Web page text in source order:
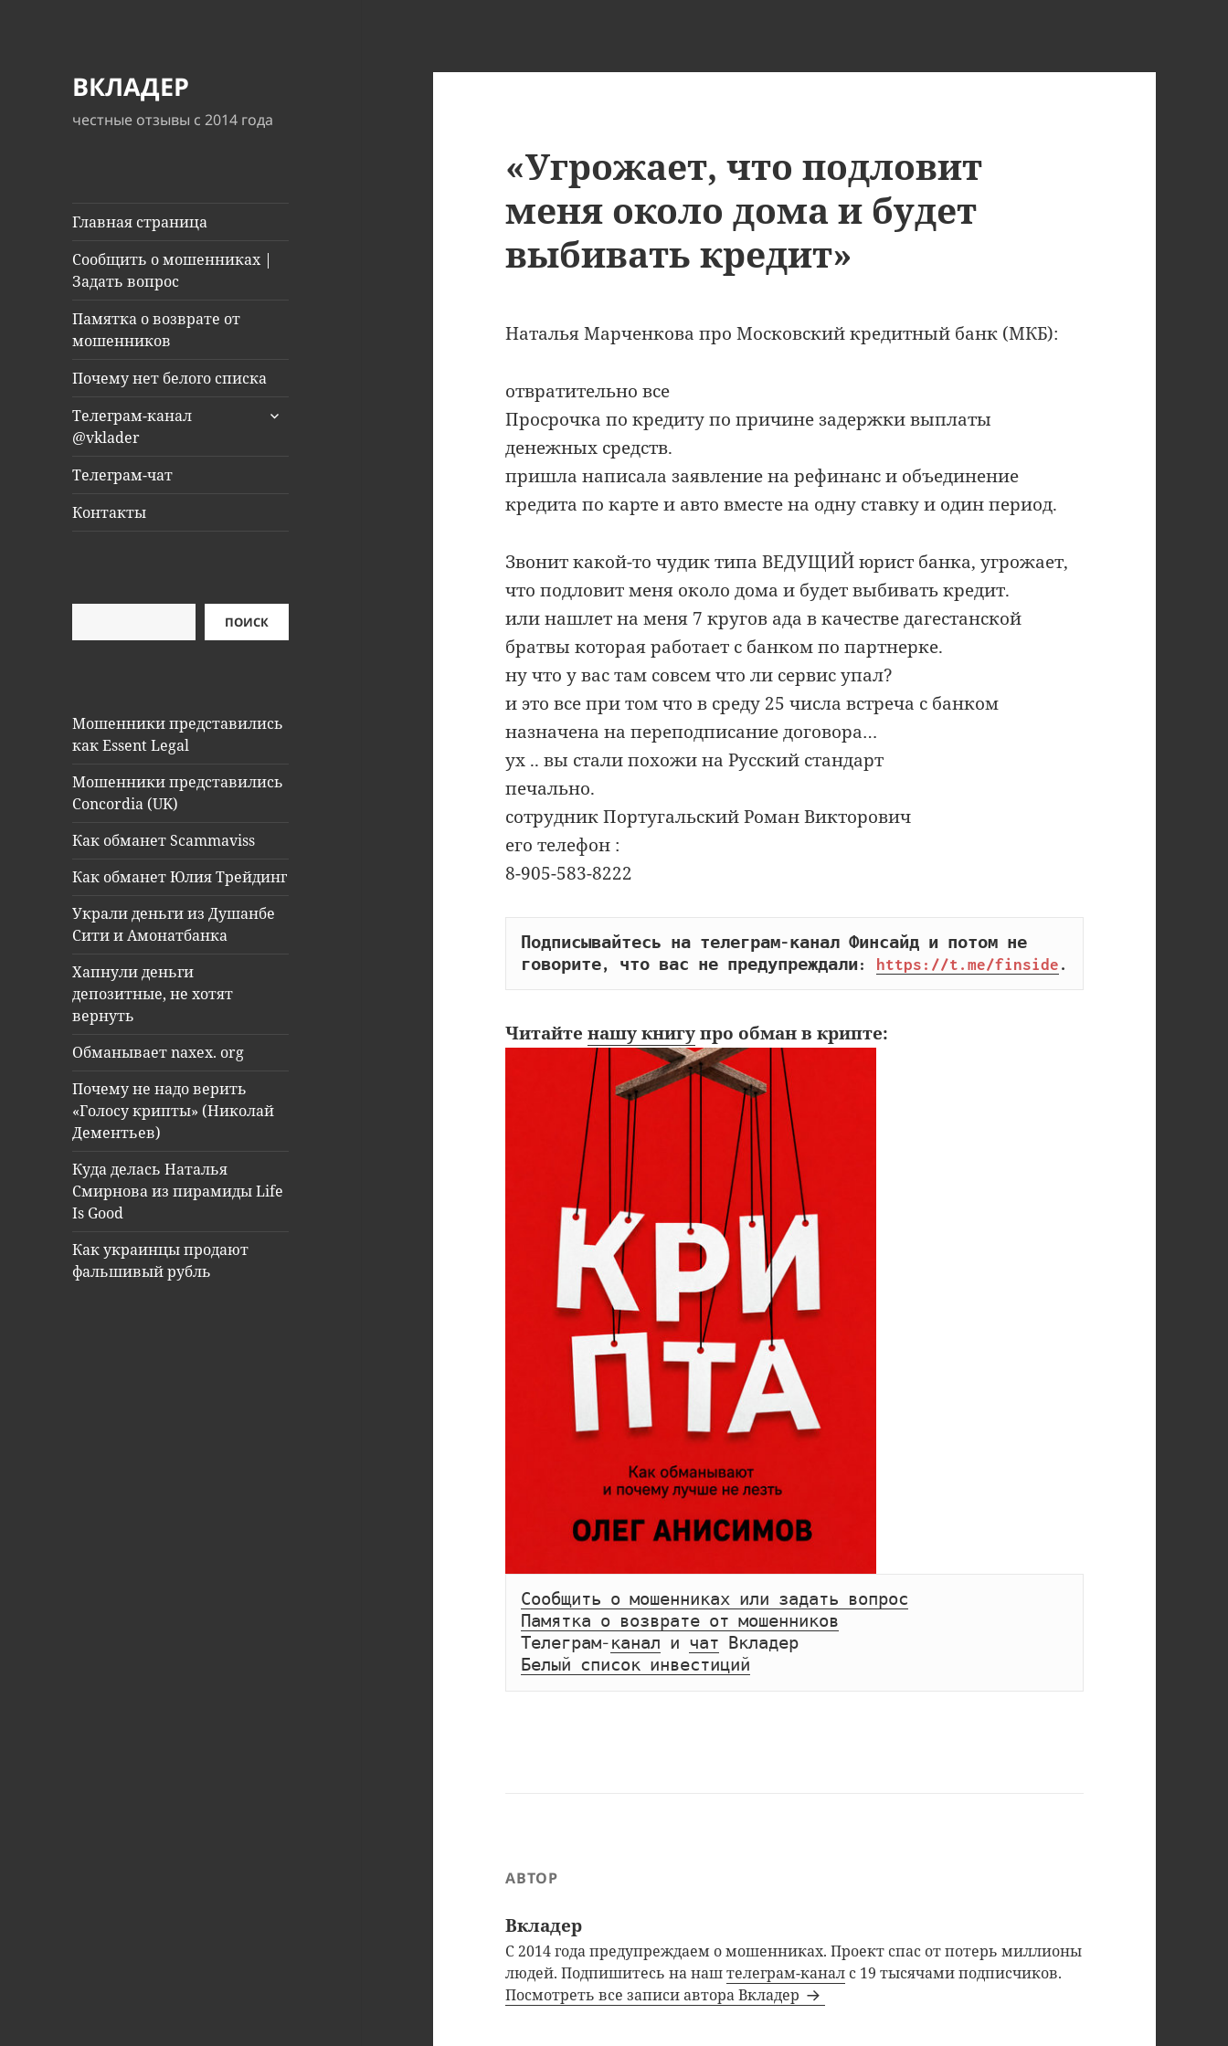
ВКЛАДЕР
честные отзывы с 2014 года
Главная страница
Сообщить о мошенниках |
Задать вопрос
Памятка о возврате от
мошенников
Почему нет белого списка
Телеграм-канал
@vklader
раскрыть
Телеграм-чат
Контакты
ПОИСК
Мошенники представились
как Essent Legal
Мошенники представились
Concordia (UK)
Как обманет Scammaviss
Как обманет Юлия Трейдинг
Украли деньги из Душанбе
Сити и Амонатбанка
Хапнули деньги
депозитные, не хотят
вернуть
Обманывает naxex. org
Почему не надо верить
«Голосу крипты» (Николай
Дементьев)
Куда делась Наталья
Смирнова из пирамиды Life
Is Good
Как украинцы продают
фальшивый рубль
«Угрожает, что подловит
меня около дома и будет
выбивать кредит»
Наталья Марченкова про Московский кредитный банк (МКБ):
отвратительно все
Просрочка по кредиту по причине задержки выплаты
денежных средств.
пришла написала заявление на рефинанс и объединение
кредита по карте и авто вместе на одну ставку и один период.
Звонит какой-то чудик типа ВЕДУЩИЙ юрист банка, угрожает,
что подловит меня около дома и будет выбивать кредит.
или нашлет на меня 7 кругов ада в качестве дагестанской
братвы которая работает с банком по партнерке.
ну что у вас там совсем что ли сервис упал?
и это все при том что в среду 25 числа встреча с банком
назначена на переподписание договора…
ух .. вы стали похожи на Русский стандарт
печально.
сотрудник Португальский Роман Викторович
его телефон :
8-905-583-8222
Подписывайтесь на телеграм-канал Финсайд и потом не
говорите, что вас не предупреждали:
https://t.me/finside .
Читайтенашу книгупро обман в крипте:
Сообщить о мошенниках или задать вопрос
Памятка о возврате от мошенников
Телеграм- канал и чат
Вкладер
Белый список инвестиций
АВТОР
Вкладер
С 2014 года предупреждаем о мошенниках. Проект спас от потерь миллионы
людей. Подпишитесь на наштелеграм-канал с 19 тысячами подписчиков.
Посмотреть все записи автора Вкладер